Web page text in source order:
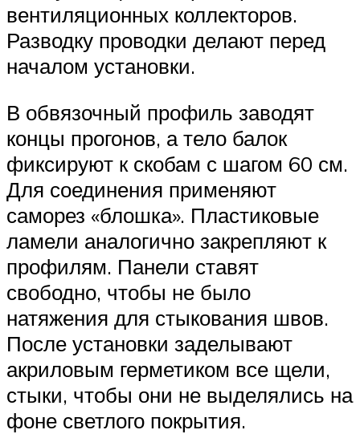
вентиляционных коллекторов.
Разводку проводки делают перед
началом установки.
В обвязочный профиль заводят
концы прогонов, а тело балок
фиксируют к скобам с шагом 60 см.
Для соединения применяют
саморез «блошка». Пластиковые
ламели аналогично закрепляют к
профилям. Панели ставят
свободно, чтобы не было
натяжения для стыкования швов.
После установки заделывают
акриловым герметиком все щели,
стыки, чтобы они не выделялись на
фоне светлого покрытия.